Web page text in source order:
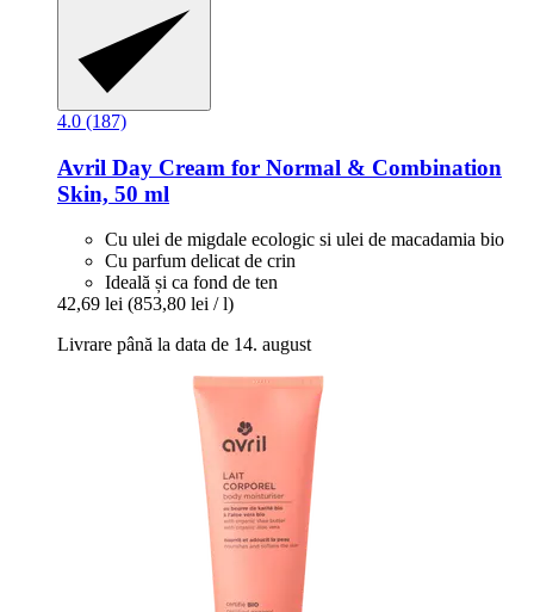
4.0 (187)
Avril Day Cream for Normal & Combination
Skin, 50 ml
Cu ulei de migdale ecologic si ulei de macadamia bio
Cu parfum delicat de crin
Ideală și ca fond de ten
42,69 lei (853,80 lei / l)
Livrare până la data de 14. august